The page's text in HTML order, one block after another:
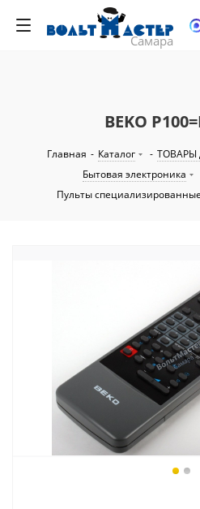
BEKO
Главная - Каталог - ТОВАРЫ
Бытовая электроника
Пульты специализированные